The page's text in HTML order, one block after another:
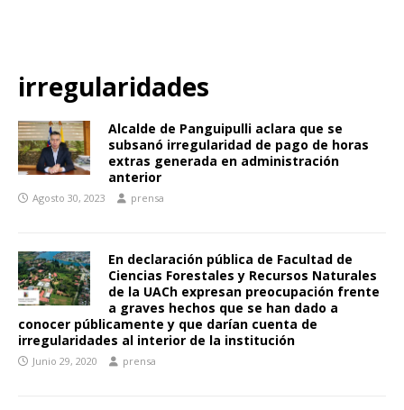
irregularidades
Alcalde de Panguipulli aclara que se
subsanó irregularidad de pago de horas
extras generada en administración
anterior
Agosto 30, 2023 prensa
En declaración pública de Facultad de
Ciencias Forestales y Recursos Naturales
de la UACh expresan preocupación frente
a graves hechos que se han dado a
conocer públicamente y que darían cuenta de
irregularidades al interior de la institución
Junio 29, 2020 prensa